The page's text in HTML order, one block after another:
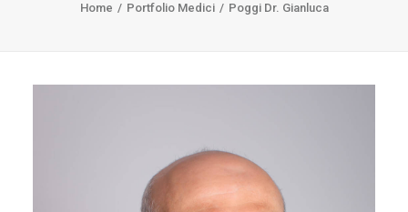
RITIRO REFERTI ONLINE
Home Portfolio Medici Poggi Dr. Gianluca